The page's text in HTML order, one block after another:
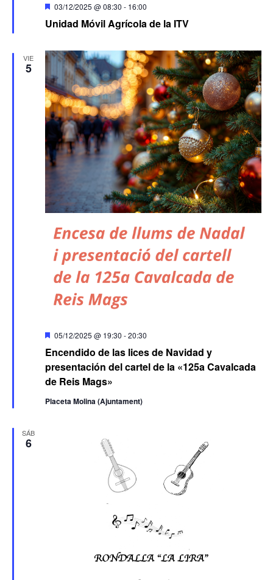
Unidad Móvil Agrícola de la ITV
Destacado
03/12/2025 @ 08:30 - 16:00
VIE
5
Encendido de las lices de Navidad y
presentación del cartel de la «125a Cavalcada
de Reis Mags»
Destacado
05/12/2025 @ 19:30 -20:30
Placeta Molina (Ajuntament)
SÁB
6